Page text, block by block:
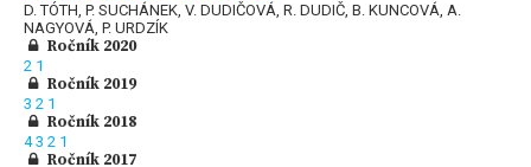
D. TÓTH, P. SUCHÁNEK, V. DUDIČOVÁ, R. DUDIČ, B. KUNCOVÁ, A.
NAGYOVÁ, P. URDZÍK
Ročník 2020
2 1
Ročník 2019
3 2 1
Ročník 2018
43 2 1
Ročník 2017